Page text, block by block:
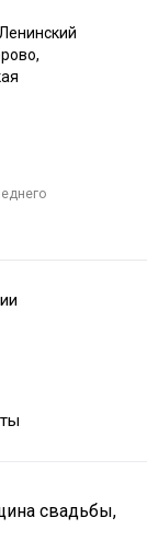
свадьбы,